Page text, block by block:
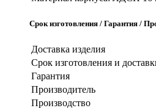
Срок изготовления / Гарантия /
Доставка изделия
Срок изготовления и
Гарантия
Производитель
Производство